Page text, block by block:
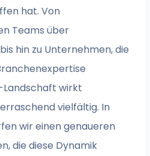
hat. Von
Teams über
hin zu Unternehmen, die
Landschaft wirkt
vielfältig. In
wir einen genaueren
die diese Dynamik